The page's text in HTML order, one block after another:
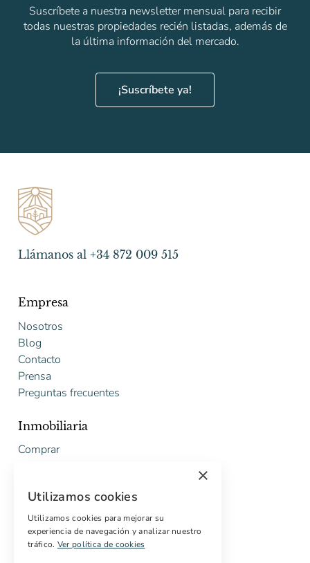
Suscríbete a nuestra newsletter mensual para recibir
todas nuestras propiedades recién listadas, además de
la última información del mercado.
¡Suscríbete ya!
Llámanos al +34 872 009 515
Empresa
Nosotros
Blog
Contacto
Prensa
Preguntas frecuentes
Inmobiliaria
Comprar
Presupuesto gratuito de rehabilitación
Servicios
Marketing digital
×
Utilizamos cookies
Utilizamos cookies para mejorar su
experiencia de navegación y analizar nuestro
tráfico. Ver política de cookies